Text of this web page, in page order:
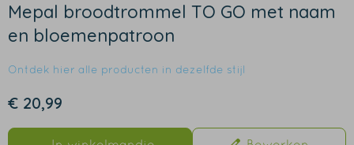
Mepal broodtrommel TO GO met naam
en bloemenpatroon
Ontdek hier alle producten in dezelfde stijl
€ 20,99